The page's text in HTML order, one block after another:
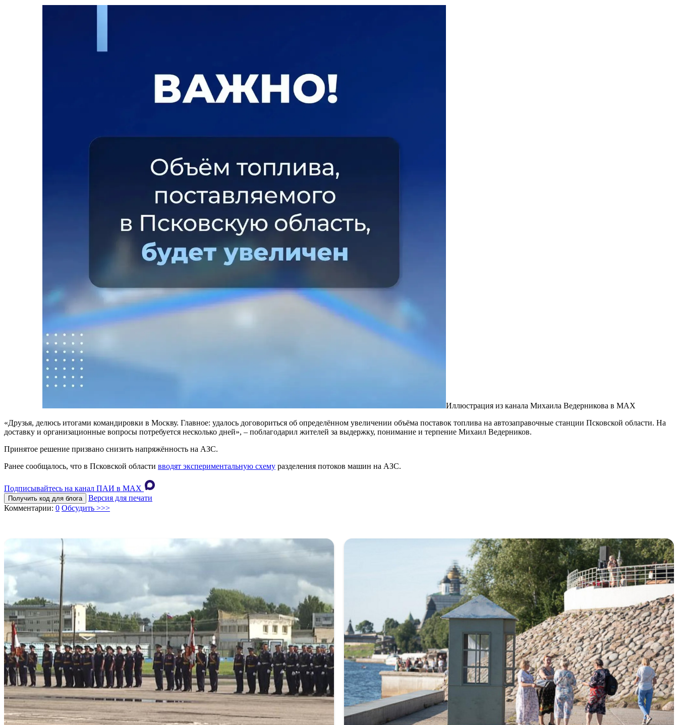
Иллюстрация из канала Михаила Ведерникова в MAX
«Друзья, делюсь итогами командировки в Москву. Главное: удалось договориться об определённом увеличении объёма поставок топлива на автозаправочные станции Псковской области. На
доставку и организационные вопросы потребуется несколько дней», – поблагодарил жителей за выдержку, понимание и терпение Михаил Ведерников.
Принятое решение призвано снизить напряжённость на АЗС.
Ранее сообщалось, что в Псковской области вводят экспериментальную схему разделения потоков машин на АЗС.
Подписывайтесь на канал ПАИ в MAХ
Получить код для блога
Версия для печати
Комментарии: 0 Обсудить >>>